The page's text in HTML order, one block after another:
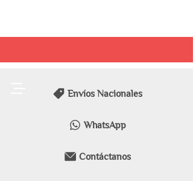
Envíos Nacionales
WhatsApp
Contáctanos